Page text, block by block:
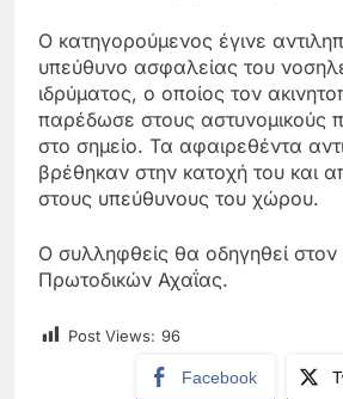
Ο κατηγορούμενος έγινε
υπεύθυνο ασφαλείας του
ιδρύματος, ο οποίος τον
παρέδωσε στους αστυνομικούς
στο σημείο. Τα αφαιρεθέντα
βρέθηκαν στην κατοχή του και
στους υπεύθυνους του χώρου.
Ο συλληφθείς θα οδηγηθεί στον
Πρωτοδικών Αχαΐας.
Post Views: 96
Facebook